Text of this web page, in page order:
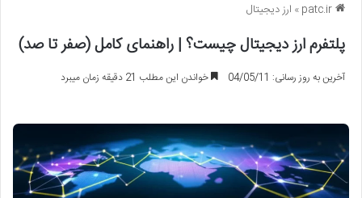
» ارز دیجیتال
پلتفرم ارز دیجیتال چیست؟ | راهنمای کامل (صفر تا صد)
آخرین به روز رسانی: 04/05/11 خواندن این مطلب 21 دقیقه زمان میبرد